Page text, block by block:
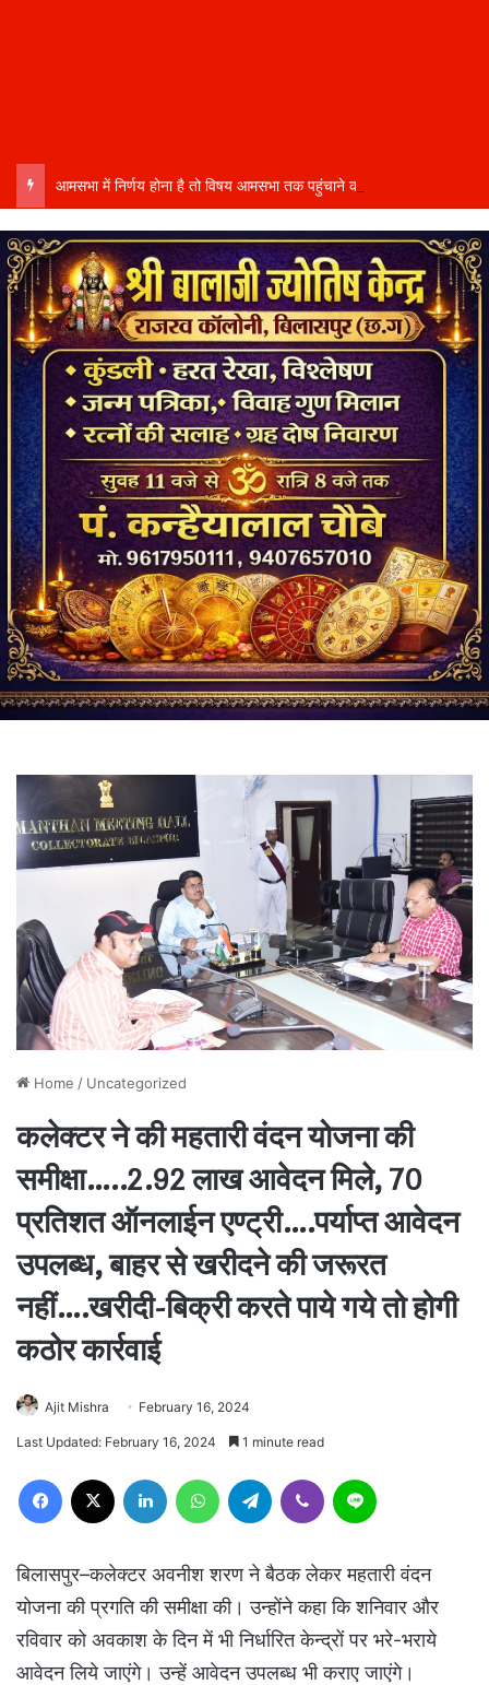
Home / Uncategorized
कलेक्टर ने की महतारी वंदन योजना की
समीक्षा…..2.92 लाख आवेदन मिले, 70
प्रतिशत ऑनलाईन एण्ट्री….पर्याप्त आवेदन
उपलब्ध, बाहर से खरीदने की जरूरत
नहीं….खरीदी-बिक्री करते पाये गये तो होगी
कठोर कार्रवाई
Ajit Mishra February 16, 2024
Last Updated: February 16, 2024 1 minute read
Facebook LinkedIn WhatsAppTelegram Viber
बिलासपुर–कलेक्टर अवनीश शरण ने बैठक लेकर महतारी वंदन
योजना की प्रगति की समीक्षा की। उन्होंने कहा कि शनिवार और
रविवार को अवकाश के दिन में भी निर्धारित केन्द्रों पर भरे-भराये
आवेदन लिये जाएंगे। उन्हें आवेदन उपलब्ध भी कराए जाएंगे।